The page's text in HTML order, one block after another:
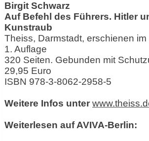
Birgit Schwarz
Auf Befehl des Führers. Hitler
Kunstraub
Theiss, Darmstadt, erschienen
1. Auflage
320 Seiten. Gebunden mit
29,95 Euro
ISBN 978-3-8062-2958-5
Weitere Infos unter
Weiterlesen auf AVIVA-Berlin: